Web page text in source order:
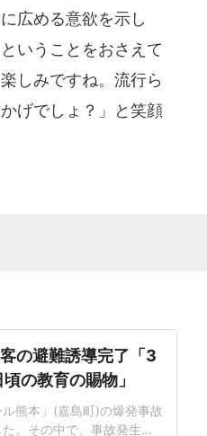
広める意欲を示し
いうことをおさえて
しみですね。流行ら
げでしょ？」と笑顔
の避難誘導完了「3
の教育の賜物」
熊本」(嘉島町)の爆発事故
。その中で、事故発生の